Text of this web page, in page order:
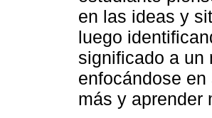
en las ideas y
luego
significado a un
enfocándose
más y aprender